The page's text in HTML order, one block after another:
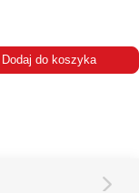
Dodaj do koszyka